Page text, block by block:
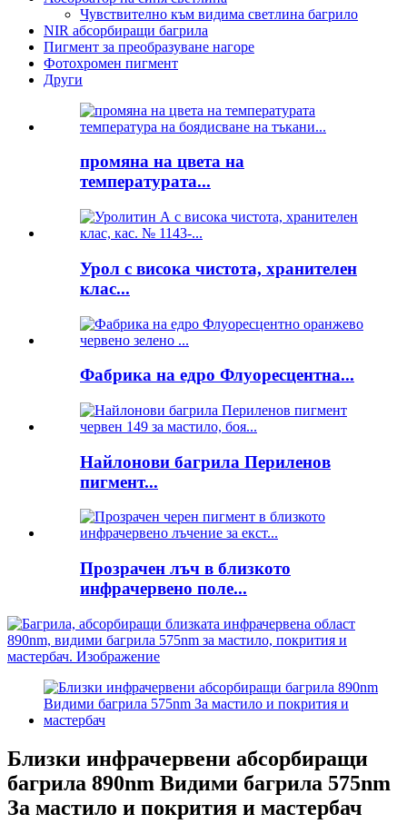
Чувствително към видима светлина багрило
NIR абсорбиращи багрила
Пигмент за преобразуване нагоре
Фотохромен пигмент
Други
промяна на цвета на
температурата...
Урол с висока чистота, хранителен
клас...
Фабрика на едро Флуоресцентна...
Найлонови багрила Периленов
пигмент...
Прозрачен лъч в близкото
инфрачервено поле...
Близки инфрачервени абсорбиращи
багрила 890nm Видими багрила 575nm
За мастило и покрития и мастербач